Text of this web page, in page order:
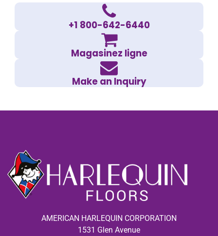
+1 800-642-6440
Magasinez ligne
Make an Inquiry
AMERICAN HARLEQUIN CORPORATION
1531 Glen Avenue